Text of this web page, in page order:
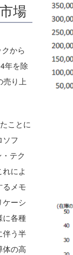
場
から
年を除
売り上
ことに
フ
テク
によ
るメモ
ケーシ
に各種
伴う半
体の高